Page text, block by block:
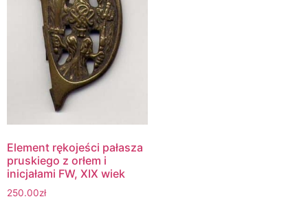
Element rękojeści pałasza
pruskiego z orłem i
inicjałami FW, XIX wiek
250.00zł